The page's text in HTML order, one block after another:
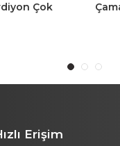
Çok
Erişim